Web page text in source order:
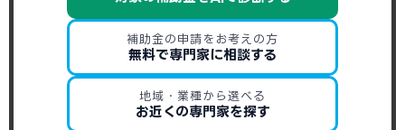
補助金の申請をお考えの方
無料で専門家に相談する
地域・業種から選べる
お近くの専門家を探す